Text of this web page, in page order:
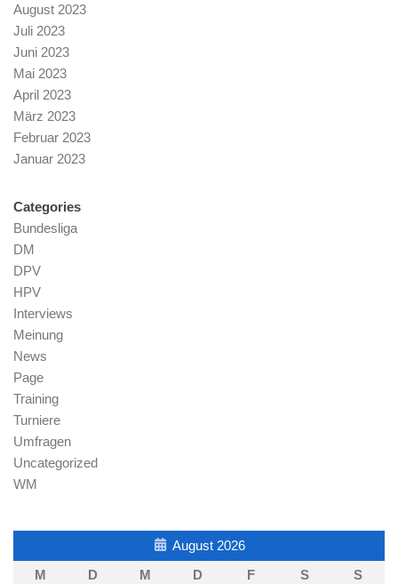
August 2023
Juli 2023
Juni 2023
Mai 2023
April 2023
März 2023
Februar 2023
Januar 2023
Categories
Bundesliga
DM
DPV
HPV
Interviews
Meinung
News
Page
Training
Turniere
Umfragen
Uncategorized
WM
August 2026
M
D M D F S
S